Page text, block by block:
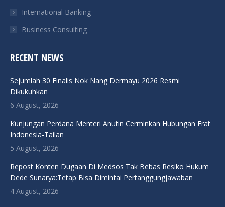
International Banking
Business Consulting
RECENT NEWS
Sejumlah 30 Finalis Nok Nang Dermayu 2026 Resmi
Dikukuhkan
6 August, 2026
Kunjungan Perdana Menteri Anutin Cerminkan Hubungan Erat
Indonesia-Tailan
5 August, 2026
Repost Konten Dugaan Di Medsos Tak Bebas Resiko Hukum
Dede Sunarya:Tetap Bisa Dimintai Pertanggungjawaban
4 August, 2026